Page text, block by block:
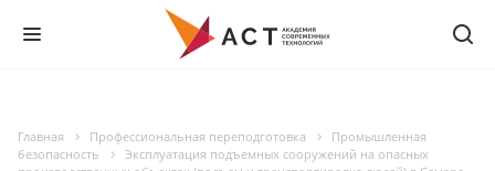
Главная Профессиональная переподготовка
Промышленная
безопасность
Эксплуатация подъемных сооружений на опасных